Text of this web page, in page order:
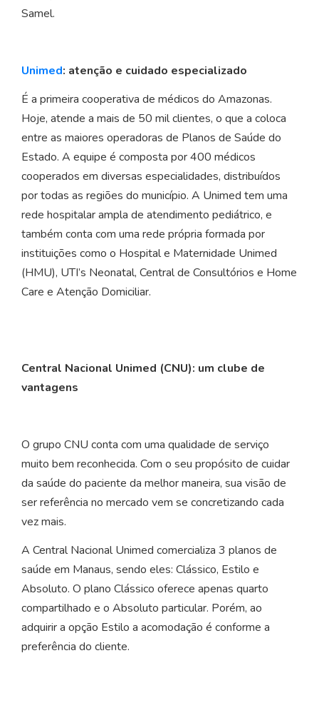
Samel.
Unimed: atenção e cuidado especializado
É a primeira cooperativa de médicos do Amazonas.
Hoje, atende a mais de 50 mil clientes, o que a coloca
entre as maiores operadoras de Planos de Saúde do
Estado. A equipe é composta por 400 médicos
cooperados em diversas especialidades, distribuídos
por todas as regiões do município. A Unimed tem uma
rede hospitalar ampla de atendimento pediátrico, e
também conta com uma rede própria formada por
instituições como o Hospital e Maternidade Unimed
(HMU), UTI’s Neonatal, Central de Consultórios e Home
Care e Atenção Domiciliar.
Central Nacional Unimed (CNU): um clube de
vantagens
O grupo CNU conta com uma qualidade de serviço
muito bem reconhecida. Com o seu propósito de cuidar
da saúde do paciente da melhor maneira, sua visão de
ser referência no mercado vem se concretizando cada
vez mais.
A Central Nacional Unimed comercializa 3 planos de
saúde em Manaus, sendo eles: Clássico, Estilo e
Absoluto. O plano Clássico oferece apenas quarto
compartilhado e o Absoluto particular. Porém, ao
adquirir a opção Estilo a acomodação é conforme a
preferência do cliente.